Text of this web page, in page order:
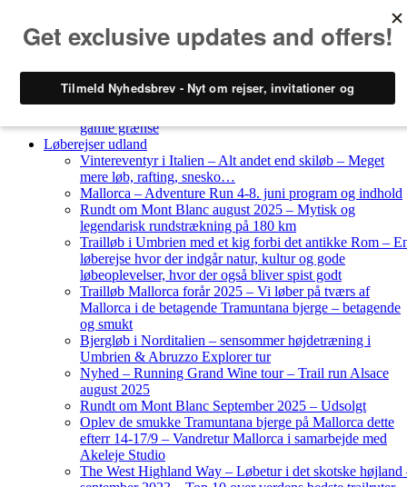
Løberejser Danmark
gamle grænse
Løberejser udland
Vintereventyr i Italien – Alt andet end skiløb – Meget
mere løb, rafting, snesko…
Mallorca – Adventure Run 4-8. juni program og indhold
Rundt om Mont Blanc august 2025 – Mytisk og
legendarisk rundstrækning på 180 km
Trailløb i Umbrien med et kig forbi det antikke Rom –
løberejse hvor der indgår natur, kultur og gode
løbeoplevelser, hvor der også bliver spist godt
Trailløb Mallorca forår 2025 – Vi løber på tværs af
Mallorca i de betagende Tramuntana bjerge – betagende
og smukt
Bjergløb i Norditalien – sensommer højdetræning i
Umbrien & Abruzzo Explorer tur
Nyhed – Running Grand Wine tour – Trail run Alsace
august 2025
Rundt om Mont Blanc September 2025 – Udsolgt
Oplev de smukke Tramuntana bjerge på Mallorca dette
efterr 14-17/9 – Vandretur Mallorca i samarbejde med
Akeleje Studio
The West Highland Way – Løbetur i det skotske højland